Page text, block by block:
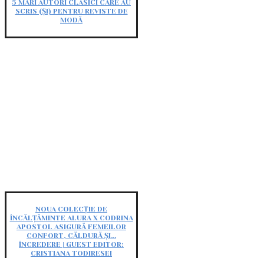
5 MARI AUTORI CLASICI CARE AU
SCRIS (ȘI) PENTRU REVISTE DE
MODĂ
NOUA COLECȚIE DE
ÎNCĂLȚĂMINTE ALURA X CODRINA
APOSTOL ASIGURĂ FEMEILOR
CONFORT, CĂLDURĂ ȘI…
ÎNCREDERE | GUEST EDITOR:
CRISTIANA TODIRESEI